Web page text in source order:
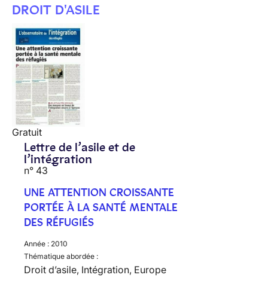
DROIT D'ASILE
Gratuit
Lettre de l’asile et de
l’intégration
n° 43
UNE ATTENTION CROISSANTE
PORTÉE À LA SANTÉ MENTALE
DES RÉFUGIÉS
Année : 2010
Thématique abordée :
Droit d’asile, Intégration, Europe